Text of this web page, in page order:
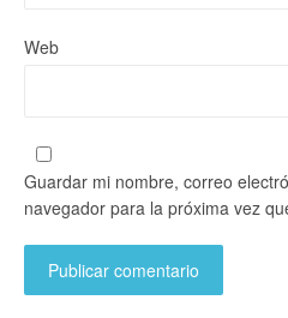
Web
Guardar mi nombre, correo
navegador para la próxima vez